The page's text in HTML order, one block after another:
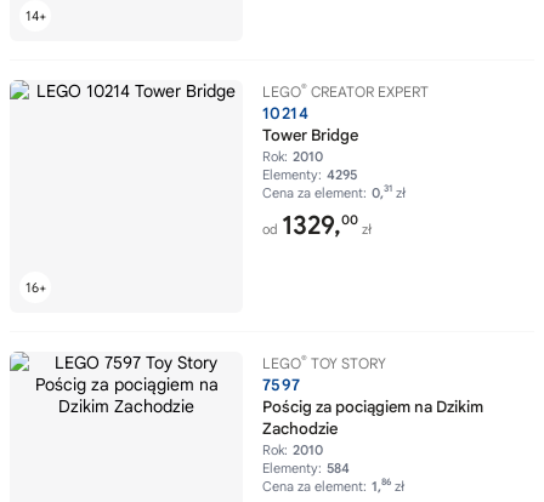
LEGO® CREATOR EXPERT
10214
Tower Bridge
Rok: 2010
Elementy: 4295
Cena za element: 0,31 zł
od 1329,00
zł
LEGO® TOY STORY
7597
Pościg za pociągiem na Dzikim
Zachodzie
Rok: 2010
Elementy: 584
Cena za element: 1,86 zł